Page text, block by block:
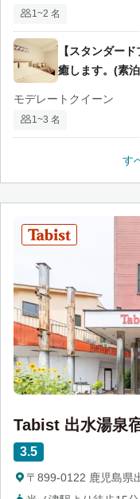
1~2 名
【スタンダー
癒します。(素
モデレートクイーン
1~3 名
す
Tabist 出水湯泉
3.5
〒899-0122 鹿児島県